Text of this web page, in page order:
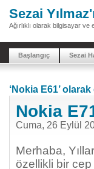
Sezai
Ağırlıklı olarak bilgisayar
Başlangıç Sezai
‘Nokia E61’
Nokia
Cuma, 26 Eylül
Merhaba,
özellikli bir cep